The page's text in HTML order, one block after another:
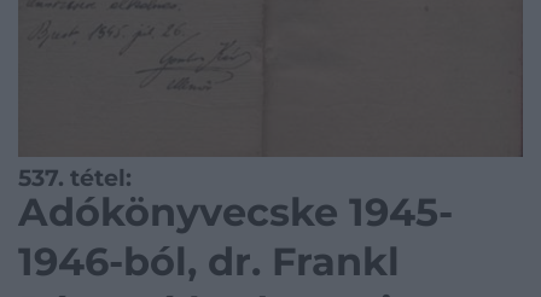
537. tétel:
Adókönyvecske 1945-
1946-ból, dr. Frankl